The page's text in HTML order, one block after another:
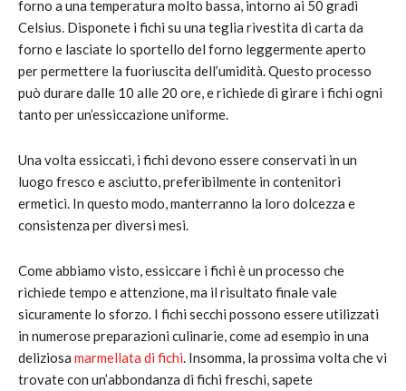
forno a una temperatura molto bassa, intorno ai 50 gradi
Celsius. Disponete i fichi su una teglia rivestita di carta da
forno e lasciate lo sportello del forno leggermente aperto
per permettere la fuoriuscita dell’umidità. Questo processo
può durare dalle 10 alle 20 ore, e richiede di girare i fichi ogni
tanto per un’essiccazione uniforme.
Una volta essiccati, i fichi devono essere conservati in un
luogo fresco e asciutto, preferibilmente in contenitori
ermetici. In questo modo, manterranno la loro dolcezza e
consistenza per diversi mesi.
Come abbiamo visto, essiccare i fichi è un processo che
richiede tempo e attenzione, ma il risultato finale vale
sicuramente lo sforzo. I fichi secchi possono essere utilizzati
in numerose preparazioni culinarie, come ad esempio in una
deliziosa marmellata di fichi. Insomma, la prossima volta che vi
trovate con un’abbondanza di fichi freschi, sapete